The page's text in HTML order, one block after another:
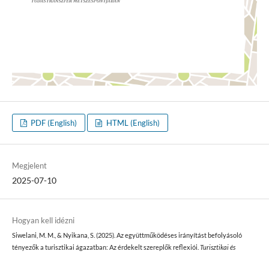
PDF (English) HTML (English)
Megjelent
2025-07-10
Hogyan kell idézni
Siwelani, M. M., & Nyikana, S. (2025). Az együttműködéses irányítást befolyásoló
tényezők a turisztikai ágazatban: Az érdekelt szereplők reflexiói. Turisztikai és